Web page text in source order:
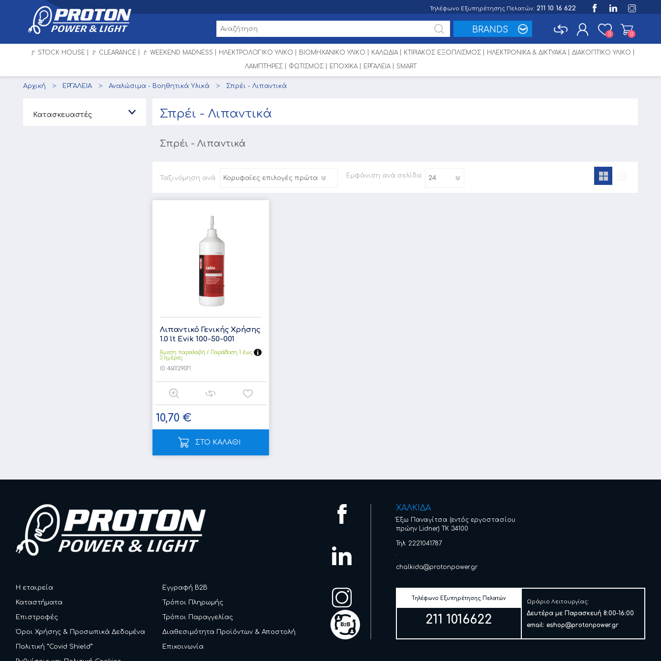
Τηλέφωνο Εξυπηρέτησης Πελατών: 211 10 16 622
BRANDS 0 0
🚩 STOCK HOUSE 🚩 CLEARANCE 🚩 WEEKEND MADNESS ΗΛΕΚΤΡΟΛΟΓΙΚΟ ΥΛΙΚΟ ΒΙΟΜΗΧΑΝΙΚΟ ΥΛΙΚΟ ΚΑΛΩΔΙΑ ΚΤΙΡΙΑΚΟΣ ΕΞΟΠΛΙΣΜΟΣ ΗΛΕΚΤΡΟΝΙΚΑ & ΔΙΚΤΥΑΚΑ
ΔΙΑΚΟΠΤΙΚΟ ΥΛΙΚΟ
ΛΑΜΠΤΗΡΕΣ
ΦΩΤΙΣΜΟΣ ΕΠΟΧΙΚΑ ΕΡΓΑΛΕΙΑ SMART
Αρχική ΕΡΓΑΛΕΙΑ Αναλώσιμα - Βοηθητικά Υλικά Σπρέι - Λιπαντικά
Σπρέι - Λιπαντικά
Σπρέι - Λιπαντικά
Ταξινόμηση ανά Εμφάνιση ανά σελίδα
Λιπαντικό Γενικής Χρήσης
1.0 lt Evik 100-50-001
Άμεση παραλαβή / Παράδoση 1 έως
3 ημέρες
ID:460129071
10,70 €
ΣΤΟ ΚΑΛΑΘΙ
Κατασκευαστές
Η εταιρεία
Καταστήματα
Επιστροφές
Όροι Χρήσης & Προσωπικά Δεδομένα
Πολιτική “Covid Shield”
Εγγραφή B2B
Τρόποι Πληρωμής
Τρόποι Παραγγελίας
Διαθεσιμότητα Προϊόντων & Αποστολή
Επικοινωνία
ΧΑΛΚΙΔΑ
Έξω Παναγίτσα (εντός εργοστασίου
πρώην Lidner) ΤΚ 34100
Τηλ: 2221041787
.
chalkida@protonpower.gr
Τηλέφωνο Εξυπηρέτησης Πελατών
211 1016622
Ωράριο Λειτουργίας:
Δευτέρα με Παρασκευή 8:00-16:00
email: eshop@protonpower.gr